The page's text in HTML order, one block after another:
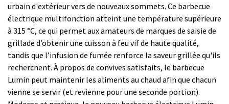
urbain d'extérieur vers de nouveaux sommets. Ce barbecue
électrique multifonction atteint une température supérieure
à 315 °C, ce qui permet aux amateurs de marques de saisie de
grillade d’obtenir une cuisson à feu vif de haute qualité,
tandis que l’infusion de fumée renforce la saveur grillée qu'ils
recherchent. À propos de convives satisfaits, le barbecue
Lumin peut maintenir les aliments au chaud afin que chacun
vienne se servir (et revienne pour une seconde portion).